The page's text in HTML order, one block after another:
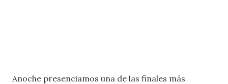
Anoche presenciamos una de las finales más